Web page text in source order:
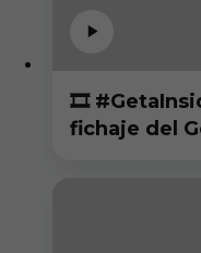
🎞️ #GetaInside Orel Mangala | Nuevo
fichaje del